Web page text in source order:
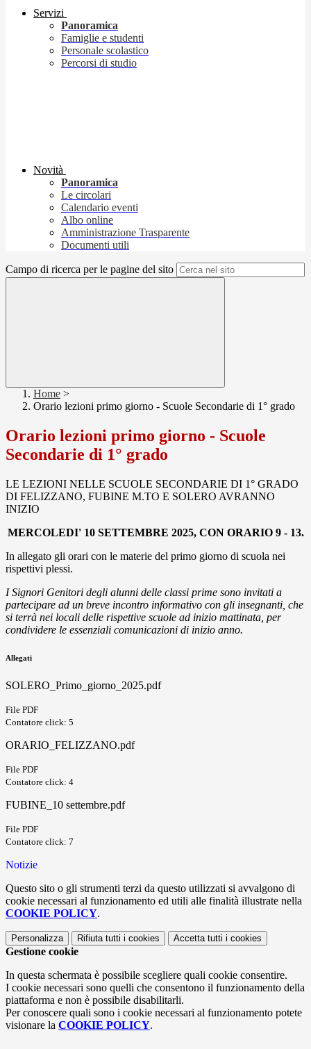
Servizi
Panoramica
Famiglie e studenti
Personale scolastico
Percorsi di studio
Novità
Panoramica
Le circolari
Calendario eventi
Albo online
Amministrazione Trasparente
Documenti utili
Campo di ricerca per le pagine del sito
Home >
Orario lezioni primo giorno - Scuole Secondarie di 1° grado
Orario lezioni primo giorno - Scuole
Secondarie di 1° grado
LE LEZIONI NELLE SCUOLE SECONDARIE DI 1° GRADO
DI FELIZZANO, FUBINE M.TO E SOLERO AVRANNO
INIZIO
MERCOLEDI' 10 SETTEMBRE 2025, CON ORARIO 9 - 13.
In allegato gli orari con le materie del primo giorno di scuola nei
rispettivi plessi.
I Signori Genitori degli alunni delle classi prime sono invitati a
partecipare ad un breve incontro informativo con gli insegnanti, che
si terrà nei locali delle rispettive scuole ad inizio mattinata, per
condividere le essenziali comunicazioni di inizio anno.
Allegati
SOLERO_Primo_giorno_2025.pdf
File PDF
Contatore click: 5
ORARIO_FELIZZANO.pdf
File PDF
Contatore click: 4
FUBINE_10 settembre.pdf
File PDF
Contatore click: 7
Notizie
Questo sito o gli strumenti terzi da questo utilizzati si avvalgono di
cookie necessari al funzionamento ed utili alle finalità illustrate nella
COOKIE POLICY.
Personalizza Rifiuta tutti i cookies Accetta tutti i cookies
Gestione cookie
In questa schermata è possibile scegliere quali cookie consentire.
I cookie necessari sono quelli che consentono il funzionamento della
piattaforma e non è possibile disabilitarli.
Per conoscere quali sono i cookie necessari al funzionamento potete
visionare la COOKIE POLICY.